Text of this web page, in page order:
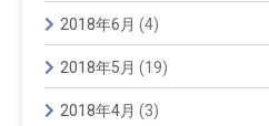
2018年6月 (4)
2018年5月 (19)
2018年4月 (3)